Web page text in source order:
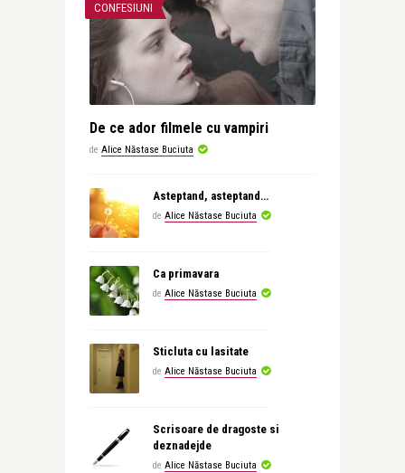
CONFESIUNI
De ce ador filmele cu vampiri
de Alice Năstase Buciuta
Asteptand, asteptand…
de Alice Năstase Buciuta
Ca primavara
de Alice Năstase Buciuta
Sticluta cu lasitate
de Alice Năstase Buciuta
Scrisoare de dragoste si
deznadejde
de Alice Năstase Buciuta